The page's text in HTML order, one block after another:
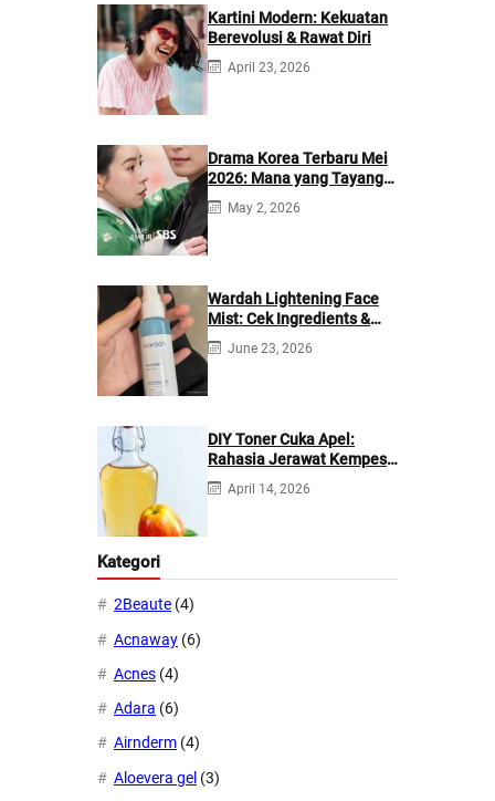
Kartini Modern: Kekuatan
Berevolusi & Rawat Diri
April 23, 2026
Drama Korea Terbaru Mei
2026: Mana yang Tayang
di Netflix?
May 2, 2026
Wardah Lightening Face
Mist: Cek Ingredients &
Manfaatnya
June 23, 2026
DIY Toner Cuka Apel:
Rahasia Jerawat Kempes
dalam 2 Hari!
April 14, 2026
Kategori
2Beaute (4)
Acnaway (6)
Acnes (4)
Adara (6)
Airnderm (4)
Aloevera gel (3)